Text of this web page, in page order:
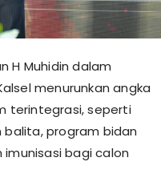
H Muhidin dalam
menurunkan angka
terintegrasi, seperti
balita, program bidan
bagi calon